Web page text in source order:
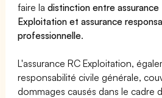
faire ladistinction entre
Exploitation et assurance
professionnelle.
L'assurance RC Exploitation,
responsabilité civile générale,
dommages causés dans le cadre